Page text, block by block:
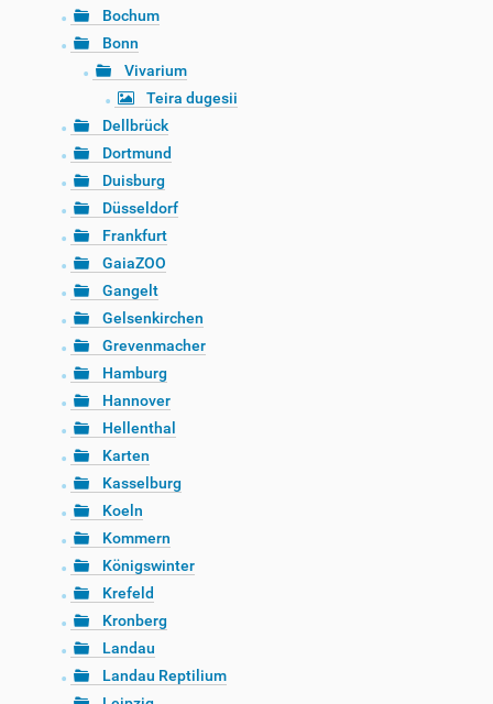
Bochum
Bonn
Vivarium
Teira dugesii
Dellbrück
Dortmund
Duisburg
Düsseldorf
Frankfurt
GaiaZOO
Gangelt
Gelsenkirchen
Grevenmacher
Hamburg
Hannover
Hellenthal
Karten
Kasselburg
Koeln
Kommern
Königswinter
Krefeld
Kronberg
Landau
Landau Reptilium